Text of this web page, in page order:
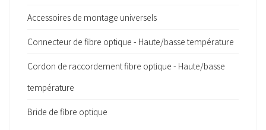
Accessoires de montage universels
Connecteur de fibre optique - Haute/basse température
Cordon de raccordement fibre optique - Haute/basse
température
Bride de fibre optique